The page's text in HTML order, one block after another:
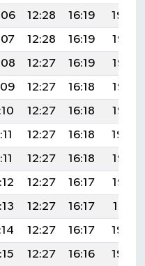
12:28 16:19
19:39
12:28 16:19
19:38
12:27 16:19
19:37
12:27 16:18
19:36
12:27 16:18
19:35
12:27 16:18
19:34
12:27 16:18
19:33
12:27 16:17
19:32
12:27 16:17
19:31
12:27 16:17
19:30
12:27 16:16
19:29